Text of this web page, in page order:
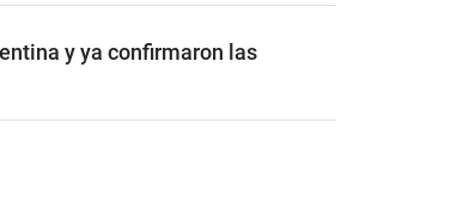
y ya confirmaron las